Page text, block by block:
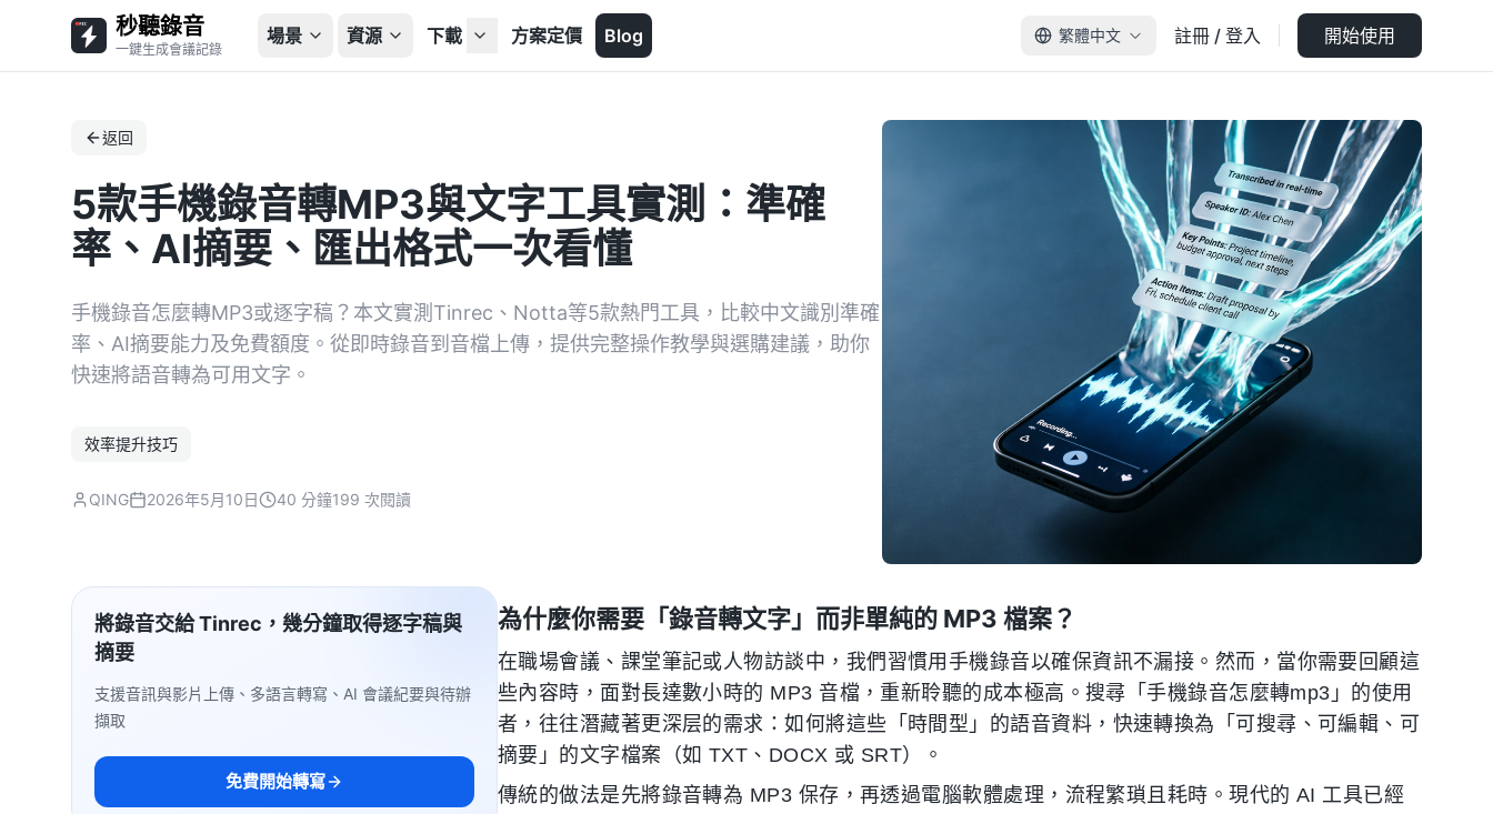
秒聽錄音
一鍵生成會議記錄
場景 資源 下載 方案定價 Blog 繁體中文 註冊 / 登入 開始使用
返回
5款手機錄音轉MP3與文字工具實測：準確
率、AI摘要、匯出格式一次看懂
手機錄音怎麼轉MP3或逐字稿？本文實測Tinrec、Notta等5款熱門工具，比較中文識別準確
率、AI摘要能力及免費額度。從即時錄音到音檔上傳，提供完整操作教學與選購建議，助你
快速將語音轉為可用文字。
效率提升技巧
QING 2026年5月10日 40 分鐘199 次閱讀
將錄音交給 Tinrec，幾分鐘取得逐字稿與
摘要
支援音訊與影片上傳、多語言轉寫、AI 會議紀要與待辦
擷取
免費開始轉寫
為什麼你需要「錄音轉文字」而非單純的 MP3 檔案？
在職場會議、課堂筆記或人物訪談中，我們習慣用手機錄音以確保資訊不漏接。然而，當你需要回顧這
些內容時，面對長達數小時的 MP3 音檔，重新聆聽的成本極高。搜尋「手機錄音怎麼轉mp3」的使用
者，往往潛藏著更深层的需求：如何將這些「時間型」的語音資料，快速轉換為「可搜尋、可編輯、可
摘要」的文字檔案（如 TXT、DOCX 或 SRT）。
傳統的做法是先將錄音轉為 MP3 保存，再透過電腦軟體處理，流程繁瑣且耗時。現代的 AI 工具已經